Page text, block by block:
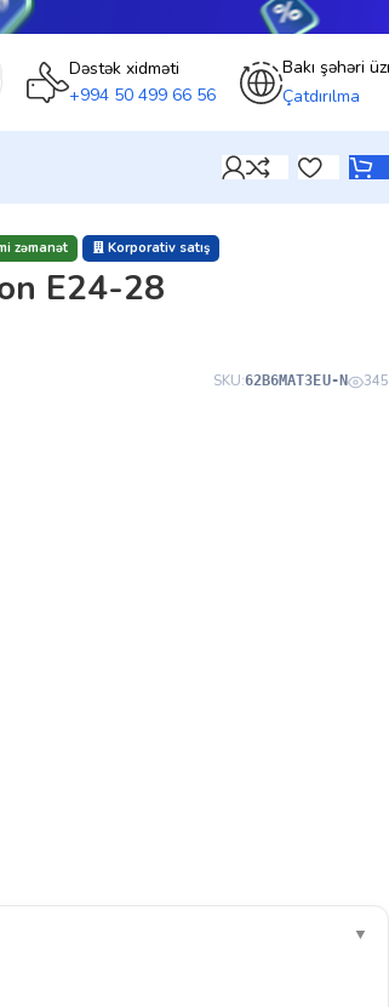
Dəstək xidməti
+994 50 499 66 56
Bakı şəhəri
Çatdırılma
zəmanət Korporativ satış
E24-28
SKU:62B6MAT3EU-N 345
▼